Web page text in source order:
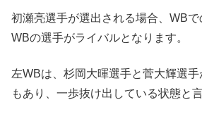
初瀬亮選手が選出される場合、WBで
WBの選手がライバルとなります。
左WBは、杉岡大暉選手と菅大輝選
もあり、一歩抜け出している状態と言